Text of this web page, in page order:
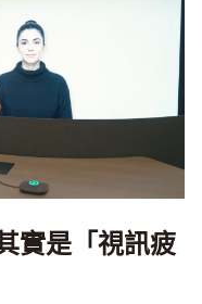
實是「視訊疲